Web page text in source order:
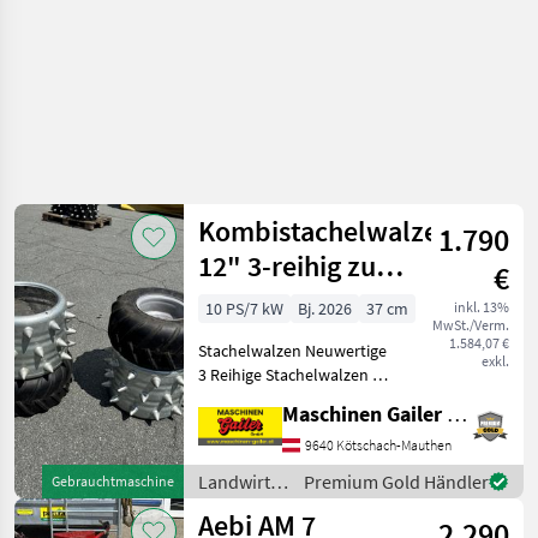
Gebrauchtmaschine
Kombistachelwalzen
12" 3-reihig zu
Aebi CC 36
1.790
€
inkl. 13%
MwSt./Verm.
1.584,07 €
exkl.
10 PS/7 kW Bj. 2026
37 cm
Stachelwalzen Neuwertige
3 Reihige Stachelwalzen mit
Anschrauben an
Grundbereifung passend zu
Aebi CC 36. Die
Stachelwalzen waren nur
ca. 5 Be
Maschinen Gailer GmbH
9640 Kötschach-Mauthen
Landwirtsch.
Motorfahrzeuge
/ Aebi
Premium Gold Händler
Aebi AM 7